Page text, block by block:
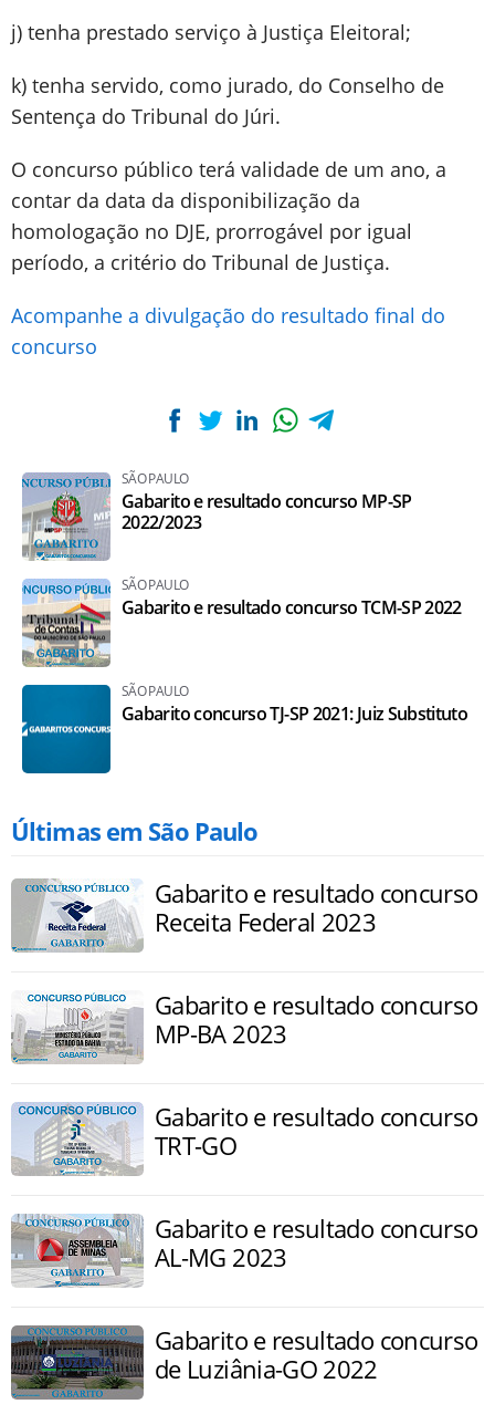
j) tenha prestado serviço à Justiça Eleitoral;
k) tenha servido, como jurado, do Conselho de
Sentença do Tribunal do Júri.
O concurso público terá validade de um ano, a
contar da data da disponibilização da
homologação no DJE, prorrogável por igual
período, a critério do Tribunal de Justiça.
Acompanhe a divulgação do resultado final do
concurso
SÃO PAULO
Gabarito e resultado concurso MP-SP
2022/2023
SÃO PAULO
Gabarito e resultado concurso TCM-SP 2022
SÃO PAULO
Gabarito concurso TJ-SP 2021: Juiz Substituto
Últimas em São Paulo
Gabarito e resultado concurso
Receita Federal 2023
Gabarito e resultado concurso
MP-BA 2023
Gabarito e resultado concurso
TRT-GO
Gabarito e resultado concurso
AL-MG 2023
Gabarito e resultado concurso
de Luziânia-GO 2022